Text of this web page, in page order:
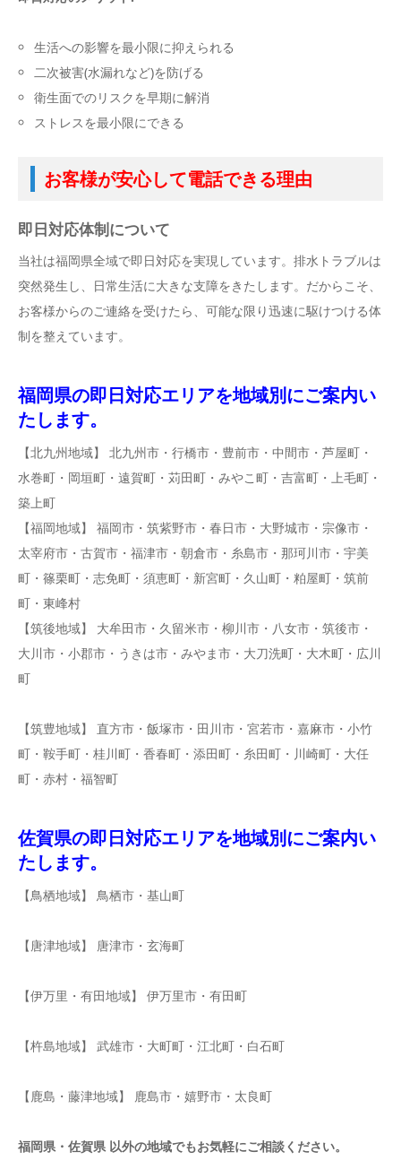
生活への影響を最小限に抑えられる
二次被害(水漏れなど)を防げる
衛生面でのリスクを早期に解消
ストレスを最小限にできる
お客様が安心して電話できる理由
即日対応体制について
当社は福岡県全域で即日対応を実現しています。排水トラブルは
突然発生し、日常生活に大きな支障をきたします。だからこそ、
お客様からのご連絡を受けたら、可能な限り迅速に駆けつける体
制を整えています。
福岡県の即日対応エリアを地域別にご案内い
たします。
【北九州地域】 北九州市・行橋市・豊前市・中間市・芦屋町・
水巻町・岡垣町・遠賀町・苅田町・みやこ町・吉富町・上毛町・
築上町
【福岡地域】 福岡市・筑紫野市・春日市・大野城市・宗像市・
太宰府市・古賀市・福津市・朝倉市・糸島市・那珂川市・宇美
町・篠栗町・志免町・須恵町・新宮町・久山町・粕屋町・筑前
町・東峰村
【筑後地域】 大牟田市・久留米市・柳川市・八女市・筑後市・
大川市・小郡市・うきは市・みやま市・大刀洗町・大木町・広川
町
【筑豊地域】 直方市・飯塚市・田川市・宮若市・嘉麻市・小竹
町・鞍手町・桂川町・香春町・添田町・糸田町・川崎町・大任
町・赤村・福智町
佐賀県の即日対応エリアを地域別にご案内い
たします。
【鳥栖地域】 鳥栖市・基山町
【唐津地域】 唐津市・玄海町
【伊万里・有田地域】 伊万里市・有田町
【杵島地域】 武雄市・大町町・江北町・白石町
【鹿島・藤津地域】 鹿島市・嬉野市・太良町
福岡県・佐賀県 以外の地域でもお気軽にご相談ください。